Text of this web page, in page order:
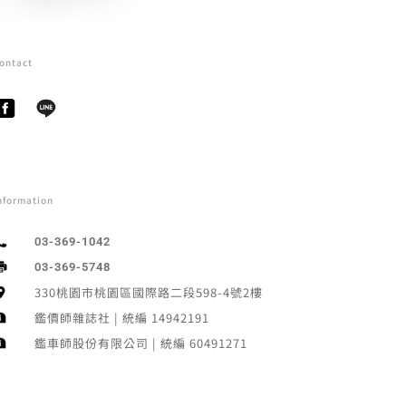
03-369-1042
03-369-5748
330桃園市桃園區國際路二段598-4號2樓
鑑價師雜誌社 | 統編 14942191
鑑車師股份有限公司 | 統編 60491271